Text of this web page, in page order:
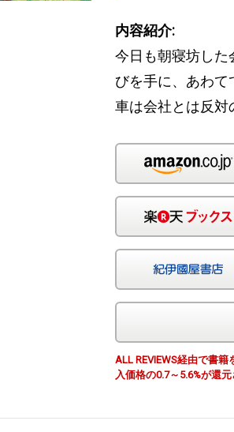
内容紹介:
今日も朝寝坊した
びを手に、あわ
車は会社とは反
ALL REVIEWS経由で書
入価格の0.7～5.6%が還